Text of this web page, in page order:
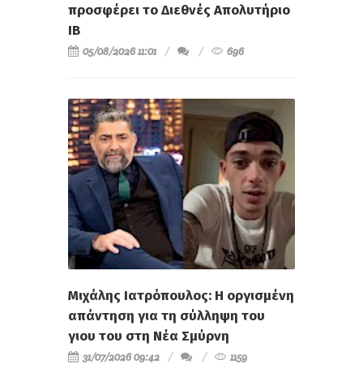
προσφέρει το Διεθνές Απολυτήριο
IB
05/08/2026 11:01 696
Μιχάλης Ιατρόπουλος: Η οργισμένη
απάντηση για τη σύλληψη του
γιου του στη Νέα Σμύρνη
31/07/2026 09:42 1159